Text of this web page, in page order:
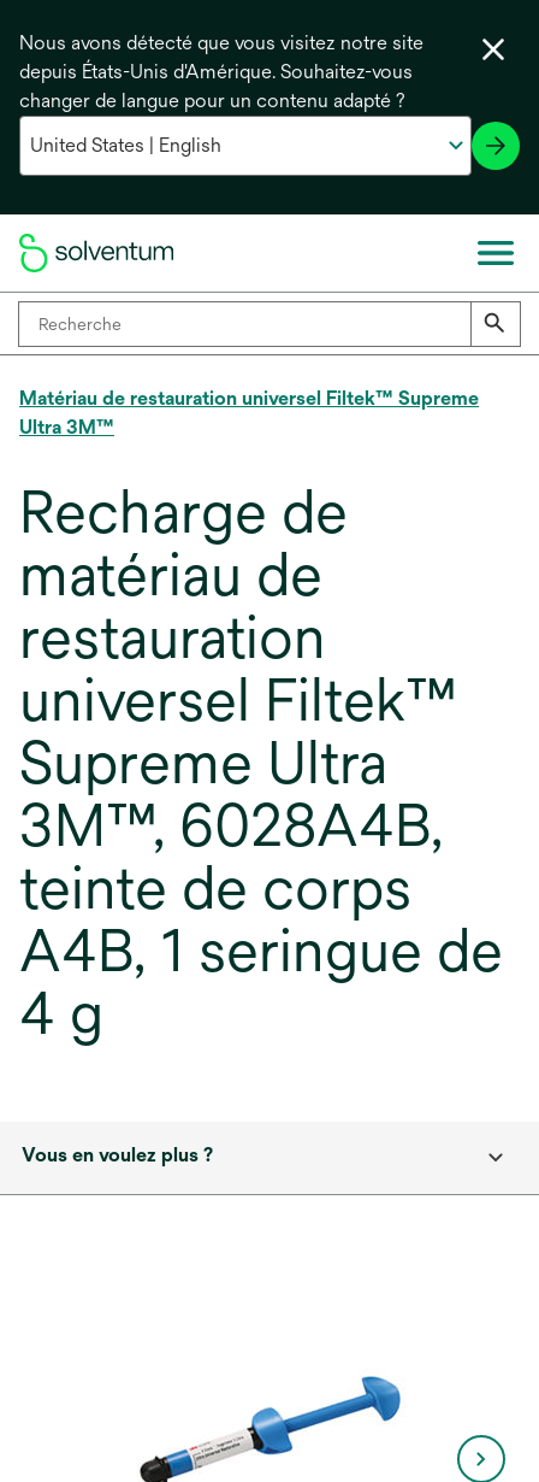
Nous avons détecté que vous visitez notre site
depuis États-Unis d'Amérique. Souhaitez-vous
changer de langue pour un contenu adapté ?
Matériau de restauration universel Filtek™ Supreme
Ultra 3M™
Recharge de
matériau de
restauration
universel Filtek™
Supreme Ultra
3M™, 6028A4B,
teinte de corps
A4B, 1 seringue de
4 g
Vous en voulez plus ?